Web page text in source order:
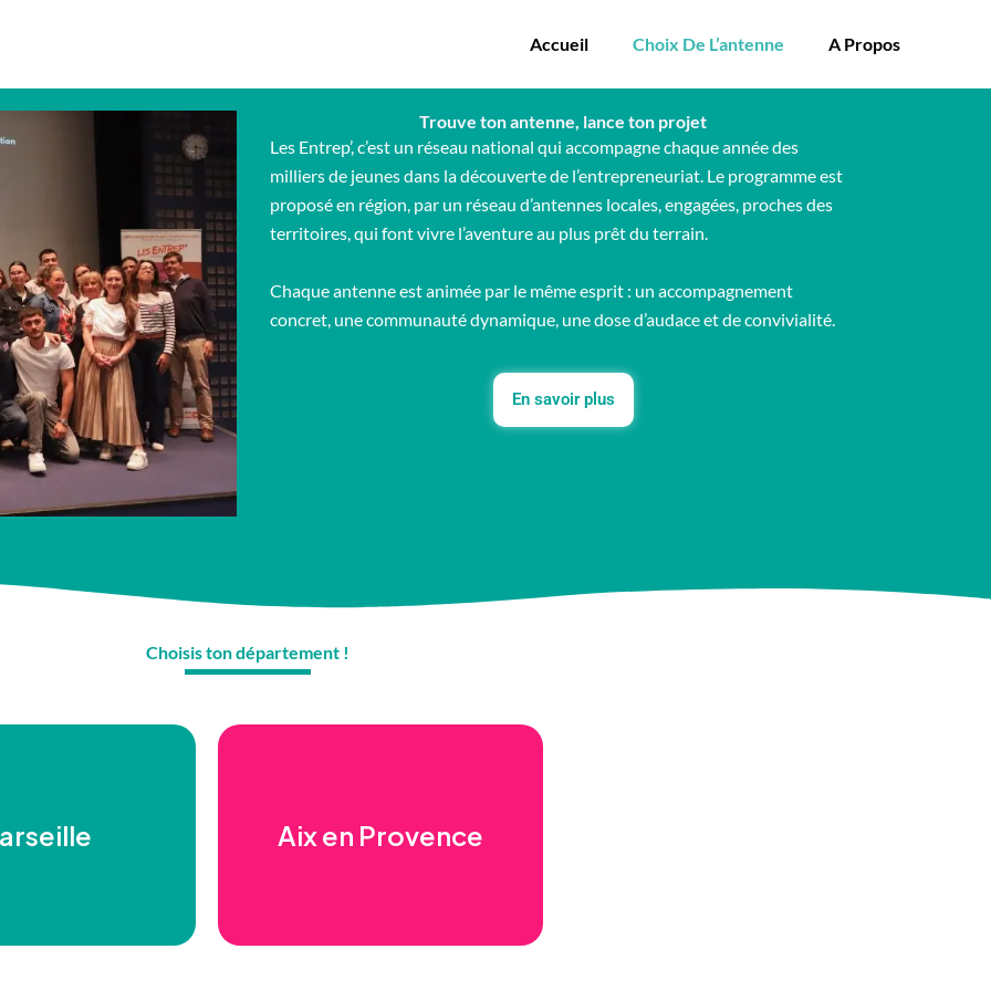
Accueil Choix De L’antenne A Propos
Trouve ton antenne, lance ton projet
Les Entrep’, c’est un réseau national qui accompagne chaque année des
milliers de jeunes dans la découverte de l’entrepreneuriat. Le programme est
proposé en région, par un réseau d’antennes locales, engagées, proches des
territoires, qui font vivre l’aventure au plus prêt du terrain.
Chaque antenne est animée par le même esprit : un accompagnement
concret, une communauté dynamique, une dose d’audace et de convivialité.
En savoir plus
Choisis ton département !
Aix en Provence